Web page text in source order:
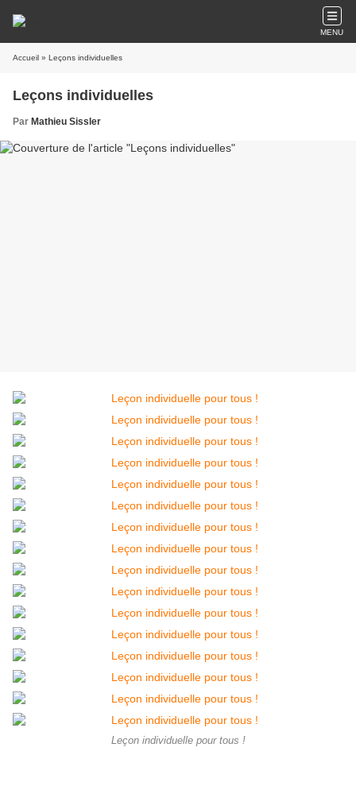
MENU
Accueil » Leçons individuelles
Leçons individuelles
Par Mathieu Sissler
Leçon individuelle pour tous !